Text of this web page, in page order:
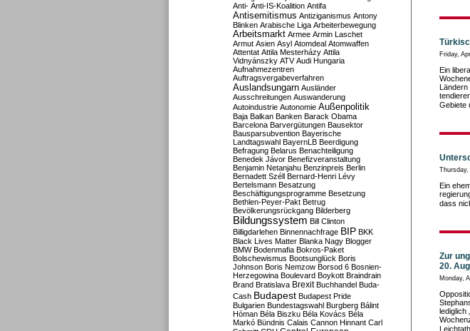
Friday,
Ein
Ländern
Gebiete
Ein
dass
Zur
20.
Monday,
lediglich
Anti- Anti-IS-Koalition Antifa
Antisemitismus Antiziganismus Antony
Blinken Arabische Liga Arbeiterbewegung
Arbeitsmarkt Armee Armin Laschet
Armut Asien Asyl Atomdeal Atomwaffen
Attentat Attila Mesterházy Attila
Vidnyánszky ATV Audi Hungaria
Aufnahmezentren
Auftragsvergabeverfahren
Auslandsungarn Ausländer
Ausschreitungen Auswanderung
Autoindustrie Autonomie Außenpolitik
Baja Balkan Banken Barack Obama
Barcelona Barvergütungen Bausektor
Bausparsubvention Bayerische
Landtagswahl BayernLB Beerdigung
Befragung Belarus Benachteiligung
Benedek Jávor Benefizveranstaltung
Benjamin Netanjahu Benzinpreis Berlin
Bernadett Széll Bernard-Henri Lévy
Bertelsmann Besatzung
Beschäftigungsprogramme Besetzung
Bethlen-Peyer-Pakt Betrug
Bevölkerungsrückgang Bilderberg
Bildungssystem Bill Clinton
Billigdarlehen Binnennachfrage BIP BKK
Black Lives Matter Blanka Nagy Blogger
BMW Bodenmafia Bokros-Paket
Bolschewismus Bootsunglück Boris
Johnson Boris Nemzow Borsod 6 Bosnien-
Herzegowina Boulevard Boykott Braindrain
Brand Bratislava Brexit Buchhandel Buda-
Cash Budapest Budapest Pride
Bulgarien Bundestagswahl Burgberg Bálint
Hóman Béla Biszku Béla Kovács Béla
Markó Bündnis Calais Cannon Hinnant Carl